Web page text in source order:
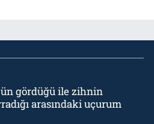
gördüğü ile zihnin
arasındaki uçurum